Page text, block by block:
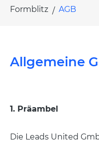
Formblitz AGB
Allgemeine
1. Präambel
Die Leads United